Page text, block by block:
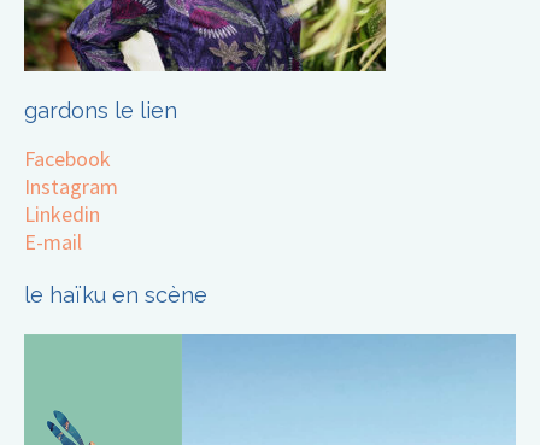
gardons le lien
Facebook
Instagram
Linkedin
E-mail
le haïku en scène